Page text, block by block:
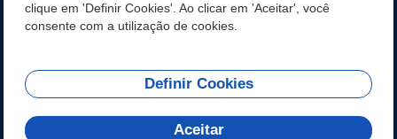
TURMINHA DO LAGO
REDES SOCIAIS
clique em 'Definir Cookies'. Ao clicar em 'Aceitar', você
consente com a utilização de cookies.
Definir Cookies
Aceitar